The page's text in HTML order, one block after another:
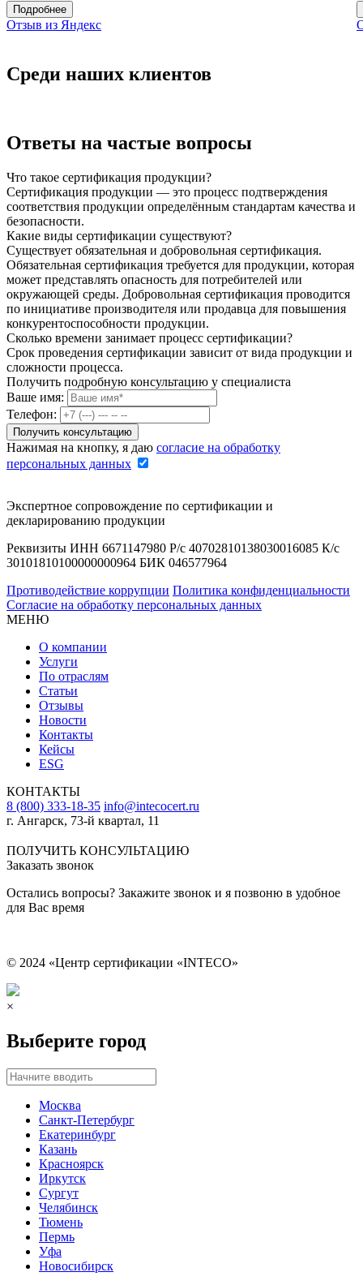
Подробнее
Отзыв из Яндекс
Среди наших клиентов
Ответы на частые вопросы
Что такое сертификация продукции?
Сертификация продукции — это процесс подтверждения
соответствия продукции определённым стандартам качества и
безопасности.
Какие виды сертификации существуют?
Существует обязательная и добровольная сертификация.
Обязательная сертификация требуется для продукции, которая
может представлять опасность для потребителей или
окружающей среды. Добровольная сертификация проводится
по инициативе производителя или продавца для повышения
конкурентоспособности продукции.
Сколько времени занимает процесс сертификации?
Срок проведения сертификации зависит от вида продукции и
сложности процесса.
Получить подробную консультацию у специалиста
Ваше имя:
Телефон:
Нажимая на кнопку, я даю согласие на обработку
персональных данных
Экспертное сопровождение по сертификации и
декларированию продукции
Реквизиты ИНН 6671147980 Р/с 40702810138030016085 К/с
30101810100000000964 БИК 046577964
Противодействие коррупции Политика конфиденциальности
Согласие на обработку персональных данных
МЕНЮ
О компании
Услуги
По отраслям
Статьи
Отзывы
Новости
Контакты
Кейсы
ESG
КОНТАКТЫ
8 (800) 333-18-35 info@intecocert.ru
г. Ангарск, 73-й квартал, 11
ПОЛУЧИТЬ КОНСУЛЬТАЦИЮ
Заказать звонок
Остались вопросы? Закажите звонок и я позвоню в удобное
для Вас время
© 2024 «Центр сертификации «INTECO»
×
Выберите город
Москва
Санкт-Петербург
Екатеринбург
Казань
Красноярск
Иркутск
Сургут
Челябинск
Тюмень
Пермь
Уфа
Новосибирск